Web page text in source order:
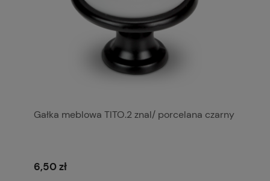
Gałka meblowa TITO.2 znal/ porcelana czarny
6,50 zł